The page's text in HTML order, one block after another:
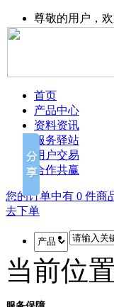
尊敬的用户，
首页
产品中心
资料资讯
服务驿站
用户交易
合作共赢
您的订单中有 0 件商
去下单
当前位